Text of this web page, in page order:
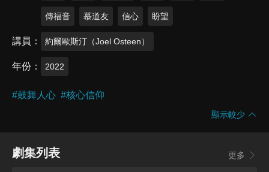
傳福音 慕道友 信心 盼望
講員 約爾歐斯汀（Joel Osteen）
年份 2022
#鼓舞人心 #核心信仰
顯示較少
劇集列表 更多